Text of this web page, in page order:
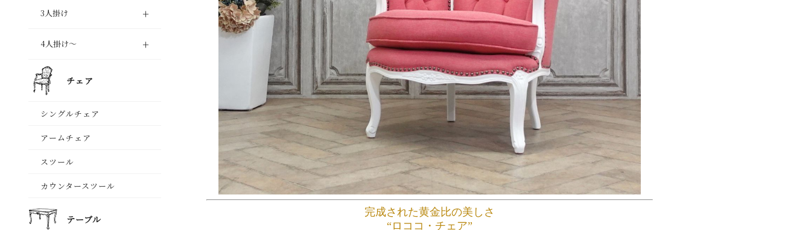
完成された黄金比の美しさ
“ロココ・チェア”